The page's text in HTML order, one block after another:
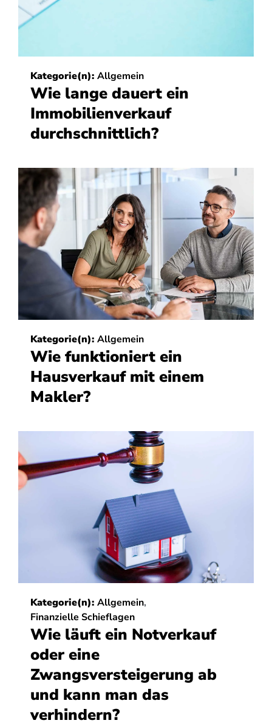
Kategorie(n): Allgemein
Wie lange dauert ein
Immobilienverkauf
durchschnittlich?
Kategorie(n): Allgemein
Wie funktioniert ein
Hausverkauf mit einem
Makler?
Kategorie(n): Allgemein,
Finanzielle Schieflagen
Wie läuft ein Notverkauf
oder eine
Zwangsversteigerung ab
und kann man das
verhindern?